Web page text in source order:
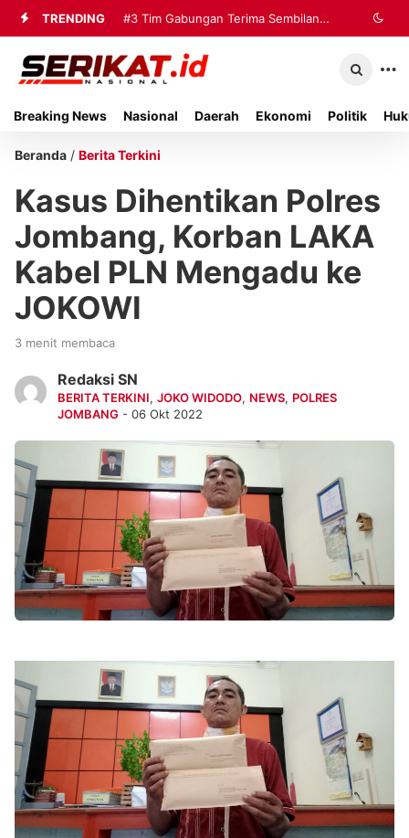
TRENDING #3 Tim Gabungan Terima Sembilan
Korban Evakuasi KM Mutiara Sentosa
Breaking News Nasional Daerah Ekonomi Politik
Beranda / Berita Terkini
Kasus Dihentikan Polres
Jombang, Korban LAKA
Kabel PLN Mengadu ke
JOKOWI
3 menit membaca
Redaksi SN
BERITA TERKINI,JOKO WIDODO, NEWS, POLRES
JOMBANG - 06 Okt 2022